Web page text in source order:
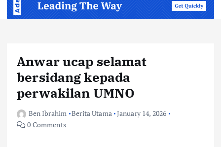
Anwar ucap selamat
bersidang kepada
perwakilan UMNO
Ben Ibrahim Berita Utama January 14, 2026
0 Comments